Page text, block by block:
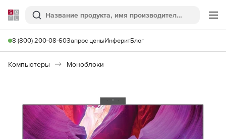
Softline
Поиск
8 (800) 200-08-60Запрос ценыИнферитБлог
Компьютеры Моноблоки